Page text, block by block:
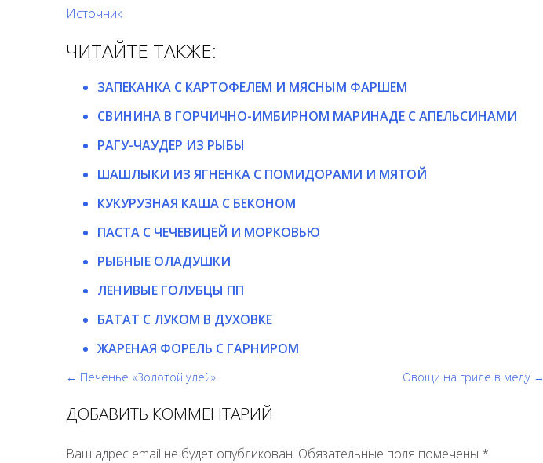
Источник
ЧИТАЙТЕ ТАКЖЕ:
ЗАПЕКАНКА С КАРТОФЕЛЕМ И МЯСНЫМ ФАРШЕМ
СВИНИНА В ГОРЧИЧНО-ИМБИРНОМ МАРИНАДЕ С АПЕЛЬСИНАМИ
РАГУ-ЧАУДЕР ИЗ РЫБЫ
ШАШЛЫКИ ИЗ ЯГНЕНКА С ПОМИДОРАМИ И МЯТОЙ
КУКУРУЗНАЯ КАША С БЕКОНОМ
ПАСТА С ЧЕЧЕВИЦЕЙ И МОРКОВЬЮ
РЫБНЫЕ ОЛАДУШКИ
ЛЕНИВЫЕ ГОЛУБЦЫ ПП
БАТАТ С ЛУКОМ В ДУХОВКЕ
ЖАРЕНАЯ ФОРЕЛЬ С ГАРНИРОМ
← Печенье «Золотой улей» Овощи на гриле в меду →
ДОБАВИТЬ КОММЕНТАРИЙ
Ваш адрес email не будет опубликован. Обязательные поля помечены *